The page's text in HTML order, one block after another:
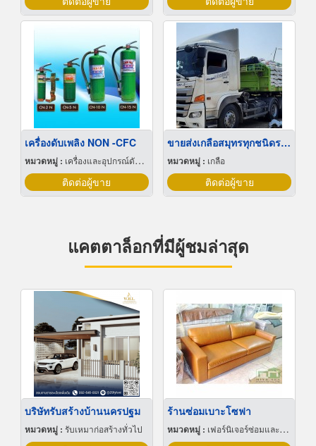
เครื่องดับเพลิง NON -CFC
หมวดหมู่ : เครื่องและอุปกรณ์ดับเพลิง
ติดต่อผู้ขาย
ขายส่งเกลือสมุทรทุกชนิดราคาถูก
หมวดหมู่ : เกลือ
ติดต่อผู้ขาย
แคตตาล็อกที่มีผู้ชมล่าสุด
บริษัทรับสร้างบ้านนครปฐม
หมวดหมู่ : รับเหมาก่อสร้างทั่วไป
ร้านซ่อมเบาะโซฟา
หมวดหมู่ : เฟอร์นิเจอร์ซ่อมและทำใหม่